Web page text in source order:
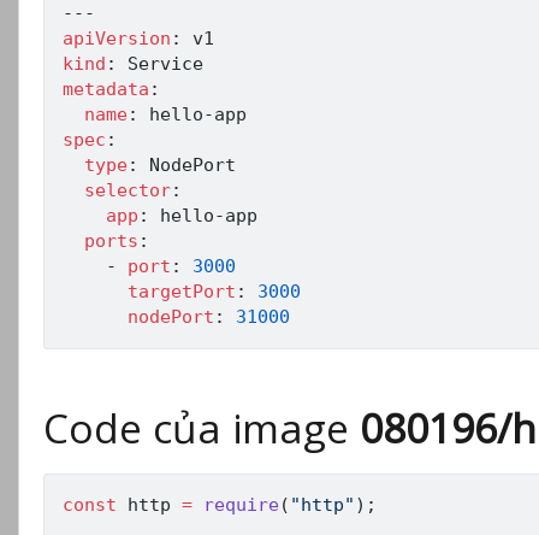
---
apiVersion :
kind :
metadata :
name: hello-
spec :
type:
NodePort
selector:
app : hello-app
ports :
-
port :
3000
targetPort :
3000
nodePort : 31000
Code của image 080196/
const http = require( "http" ) ;